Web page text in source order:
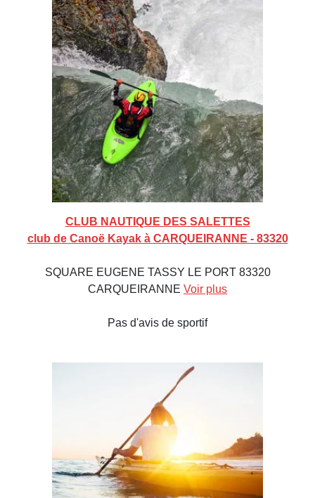
CLUB NAUTIQUE DES SALETTES
club de Canoë Kayak à CARQUEIRANNE - 83320
SQUARE EUGENE TASSY LE PORT 83320
CARQUEIRANNE Voir plus
Pas d'avis de sportif